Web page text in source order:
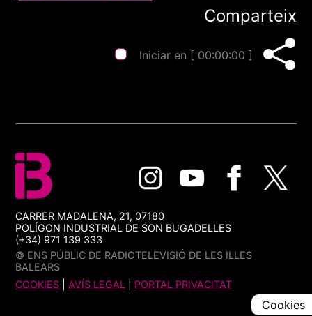
Comparteix
Iniciar en [ 00:00:00 ]
CARRER MADALENA, 21, 07180
POLÍGON INDUSTRIAL DE SON BUGADELLES
(+34) 971 139 333
© ENS PÚBLIC DE RADIOTELEVISIÓ DE LES ILLES
BALEARS
COOKIES |AVÍS LEGAL PORTAL PRIVACITAT
Cookies